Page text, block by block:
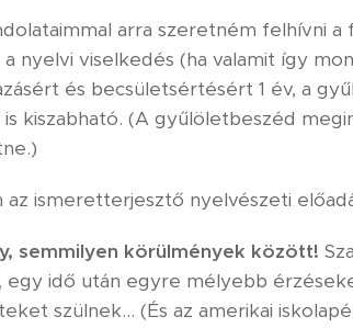
arra szeretném felhívni
nyelvi viselkedés (ha valamit így
és becsületsértésért 1 év, a
kiszabható. (A gyűlöletbeszéd
ismeretterjesztő nyelvészeti
semmilyen körülmények között!
idő után egyre mélyebb
szülnek... (És az amerikai